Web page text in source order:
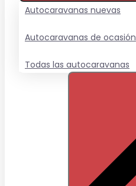
Autocaravanas nuevas
Autocaravanas de ocasión
Todas las autocaravanas